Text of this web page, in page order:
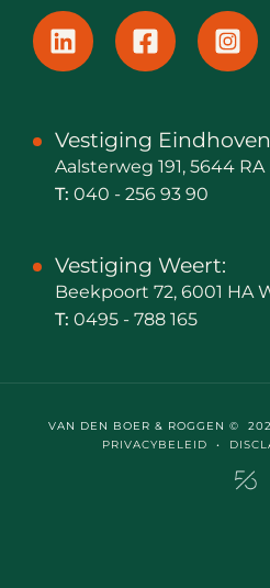
Vestiging
Aalsterweg 191, 5644
T: 040 - 256 93 90
Vestiging Weert:
Beekpoort 72, 6001 HA
T: 0495 - 788 165
VAN DEN BOER & ROGGEN ©
PRIVACYBELEID •